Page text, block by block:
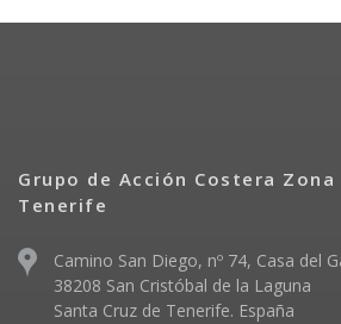
Grupo de Acción Costera Zona
Tenerife
Camino San Diego, nº 74, Casa del
38208 San Cristóbal de la Laguna
Santa Cruz de Tenerife. España